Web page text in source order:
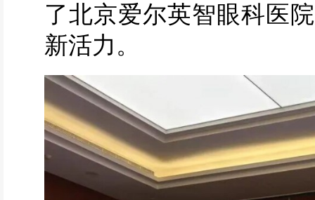
了北京爱尔英智眼科医
新活力。